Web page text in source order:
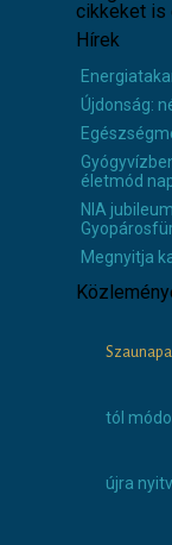
cikkeket is
Hírek
Újdonság:
életmód
NIA
Megnyitja
tól
újra